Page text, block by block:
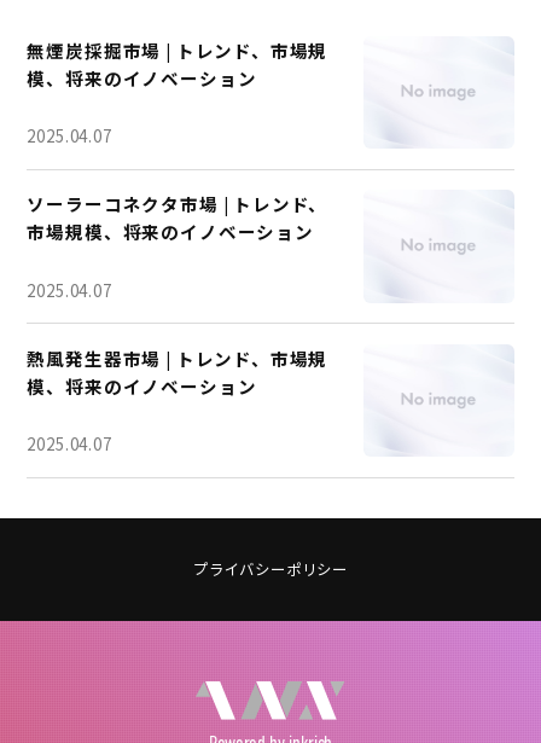
無煙炭採掘市場 | トレンド、市場規
模、将来のイノベーション
2025.04.07
ソーラーコネクタ市場 | トレンド、
市場規模、将来のイノベーション
2025.04.07
熱風発生器市場 | トレンド、市場規
模、将来のイノベーション
2025.04.07
プライバシーポリシー